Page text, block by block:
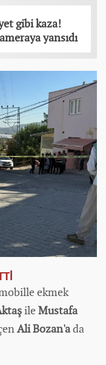
gibi kaza!
yansıdı
le ekmek
ileMustafa
Ali Bozan'ada